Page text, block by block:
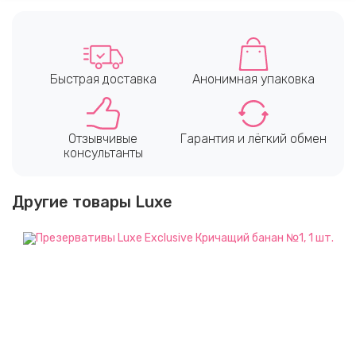
Быстрая доставка Анонимная упаковка
Отзывчивые
консультанты
Гарантия и лёгкий обмен
Другие товары Luxe